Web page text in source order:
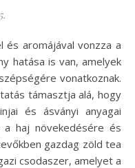
hatása is van, amelyek
vonatkoznak.
támasztja alá, hogy
és ásványi anyagai
a haj növekedésére és
gazdag zöld tea
csodaszer, amelyet a